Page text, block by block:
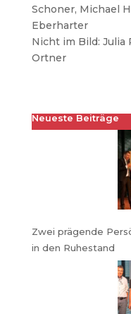
Schoner, Michael
Eberharter
Nicht im Bild: Julia
Ortner
Neueste Beiträge
Zwei prägende
in den Ruhestand